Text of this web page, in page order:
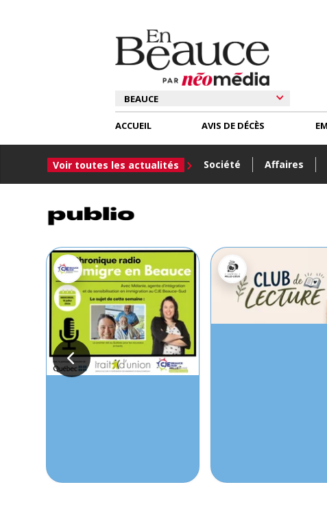
ACCUEIL
Voir toutes les actualités Société Affaires
AVIS DE DÉCÈS